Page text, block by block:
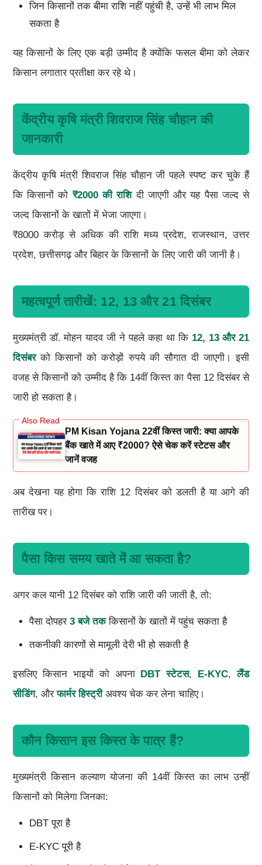
जिन किसानों तक बीमा राशि नहीं पहुंची है, उन्हें भी लाभ मिल
सकता है
यह किसानों के लिए एक बड़ी उम्मीद है क्योंकि फसल बीमा को लेकर
किसान लगातार प्रतीक्षा कर रहे थे।
केंद्रीय कृषि मंत्री शिवराज सिंह चौहान की
जानकारी
केंद्रीय कृषि मंत्री शिवराज सिंह चौहान जी पहले स्पष्ट कर चुके हैं
कि किसानों को ₹2000 की राशिदी जाएगी और यह पैसा जल्द से
जल्द किसानों के खातों में भेजा जाएगा।
₹8000 करोड़ से अधिक की राशि मध्य प्रदेश, राजस्थान, उत्तर
प्रदेश, छत्तीसगढ़ और बिहार के किसानों के लिए जारी की जानी है।
महत्वपूर्ण तारीखें: 12, 13 और 21 दिसंबर
मुख्यमंत्री डॉ. मोहन यादव जी ने पहले कहा था कि 12, 13 और 21
दिसंबरको किसानों को करोड़ों रुपये की सौगात दी जाएगी। इसी
वजह से किसानों को उम्मीद है कि 14वीं किस्त का पैसा 12 दिसंबर से
जारी हो सकता है।
PM Kisan Yojana 22वीं किस्त जारी: क्या आपके
बैंक खाते में आए ₹2000? ऐसे चेक करें स्टेटस और
जानें वजह
अब देखना यह होगा कि राशि 12 दिसंबर को डलती है या आगे की
तारीख पर।
पैसा किस समय खाते में आ सकता है?
अगर कल यानी 12 दिसंबर को राशि जारी की जाती है, तो:
पैसा दोपहर 3 बजे तककिसानों के खातों में पहुंच सकता है
तकनीकी कारणों से मामूली देरी भी हो सकती है
इसलिए किसान भाइयों को अपना DBT स्टेटस, E-KYC,लैंड
सीडिंग, औरफार्मर हिस्ट्रीअवश्य चेक कर लेना चाहिए।
कौन किसान इस किस्त के पात्र हैं?
मुख्यमंत्री किसान कल्याण योजना की 14वीं किस्त का लाभ उन्हीं
किसानों को मिलेगा जिनका:
DBT पूरा है
E-KYC पूरी है